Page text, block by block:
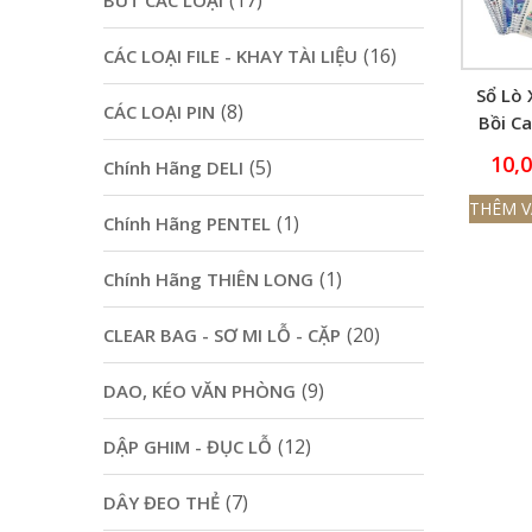
Sổ Lò
Bồi
Home
THÊM
CÁC LOẠI FILE - KHAY TÀI LIỆU (16)
CÁC LOẠI PIN (8)
Chính Hãng DELI (5)
Chính Hãng PENTEL (1)
Chính Hãng THIÊN LONG (1)
CLEAR BAG - SƠ MI LỖ - CẶP (20)
DAO, KÉO VĂN PHÒNG (9)
DẬP GHIM - ĐỤC LỖ (12)
DÂY ĐEO THẺ (7)